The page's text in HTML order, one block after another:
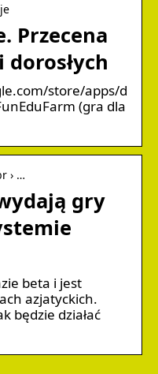
Przecena
store/apps/d
(gra dla
› …
gry
beta i jest
azjatyckich.
będzie działać